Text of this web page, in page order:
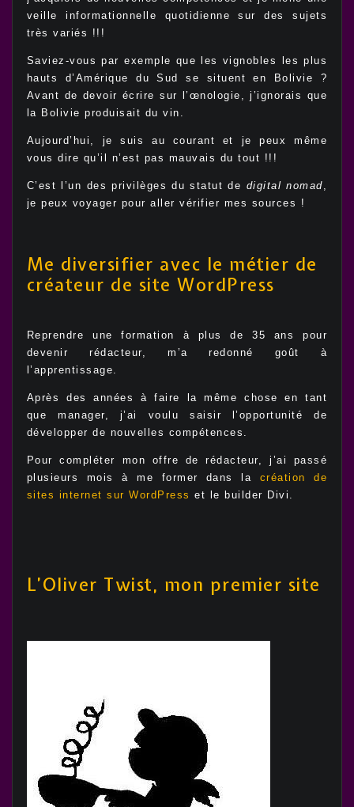
veille informationnelle quotidienne sur des sujets
très variés !!!
Saviez-vous par exemple que les vignobles les plus
hauts d’Amérique du Sud se situent en Bolivie ?
Avant de devoir écrire sur l’œnologie, j’ignorais que
la Bolivie produisait du vin.
Aujourd’hui, je suis au courant et je peux même
vous dire qu’il n’est pas mauvais du tout !!!
C’est l’un des privilèges du statut de digital nomad
je peux voyager pour aller vérifier mes sources !
Me diversifier avec le métier de
créateur de site WordPress
Reprendre une formation à plus de 35 ans pour
devenir rédacteur, m’a redonné goût à
l’apprentissage.
Après des années à faire la même chose en tant
que manager, j’ai voulu saisir l’opportunité de
développer de nouvelles compétences.
Pour compléter mon offre de rédacteur, j’ai passé
plusieurs mois à me former dans la création de
sites internet sur WordPress et le builder Divi.
L’Oliver Twist, mon premier site